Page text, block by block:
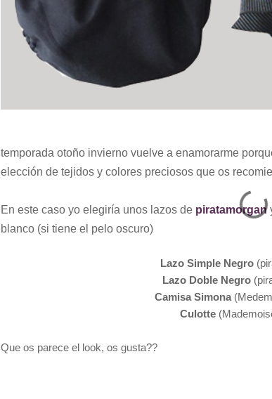
temporada otoño invierno vuelve a enamorarme
elección de tejidos y colores preciosos que os
En este caso yo elegiría unos lazos de piratamorgan
blanco (si tiene el pelo oscuro)
Lazo Simple Negro
Lazo Doble Negro
Camisa Simona
Culotte
Que os parece el look, os gusta??